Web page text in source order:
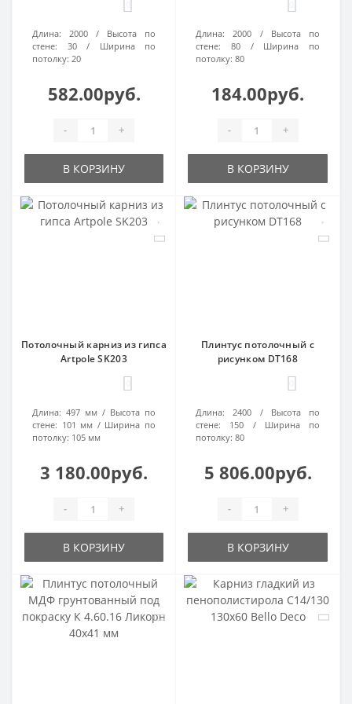
Длина: 2000
Высота по
стене:
30
Ширина по
потолку: 20
582.00руб.
- +
В КОРЗИНУ
Длина: 2000
Высота по
стене:
80
Ширина по
потолку: 80
184.00руб.
- +
В КОРЗИНУ
Потолочный карниз из гипса
Artpole SK203
Длина: 497 мм
Высота по
стене: 101 мм
Ширина по
потолку: 105 мм
3 180.00руб.
- +
В КОРЗИНУ
Плинтус потолочный с
рисунком DT168
Длина: 2400
Высота по
стене:
150
Ширина по
потолку: 80
5 806.00руб.
- +
В КОРЗИНУ